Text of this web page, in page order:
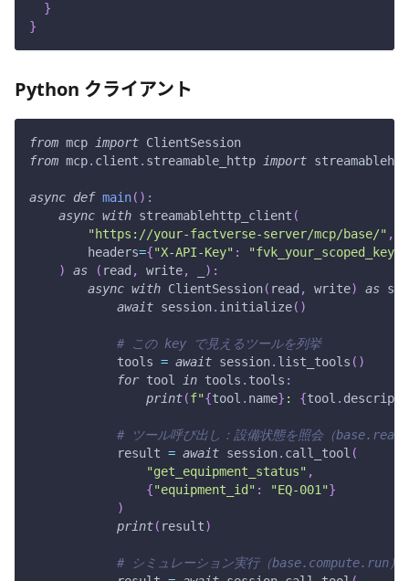
}
}
Python クライアント
from mcp import ClientSession
from mcp. client . streamable_http import
async def main( ) :
async with streamablehttp_client (
"https://your-factverse-server/mcp/base/" ,
        headers
={"X-API-Key" : "fvk_your_scoped_key"
)
as ( read , write, ) :
async with ClientSession( read , write) as
await session. initialize( )
# この key で見えるツールを列挙
            tools
= await session. list_tools ( )
for tool in tools . tools :
print(f"{tool . name} : {tool .
# ツール呼び出し：設備状態を照会（base.read
            result
= await session. call_tool (
"get_equipment_status" ,
{"equipment_id" : "EQ-001"}
)
print( result)
# シミュレーション実行（base.compute.run）